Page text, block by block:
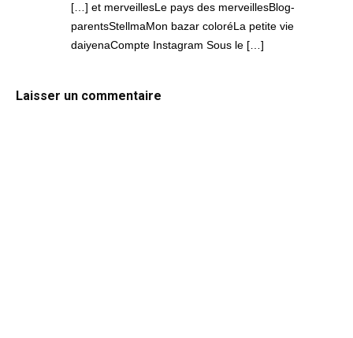
[…] et merveillesLe pays des merveillesBlog-
parentsStellmaMon bazar coloréLa petite vie
daiyenaCompte Instagram Sous le […]
Laisser un commentaire